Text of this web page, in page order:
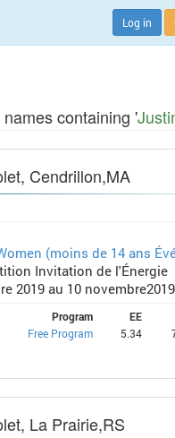
Log in
containing '
Cendrillon,MA
(moins de 14 ans
Invitation de l'Énergie
2019 au 10 novembre2019
Program EE
Free Program
5.34
La Prairie,RS